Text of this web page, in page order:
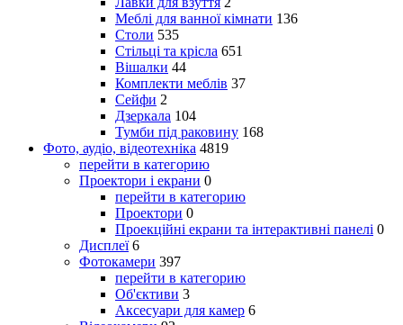
Меблі для ванної кімнати 136
Столи 535
Стільці та крісла 651
Вішалки 44
Комплекти меблів 37
Сейфи 2
Дзеркала 104
Тумби під раковину 168
Фото, аудіо, відеотехніка 4819
перейти в категорию
Проектори і екрани 0
перейти в категорию
Проектори 0
Проекційні екрани та інтерактивні панелі 0
Дисплеї 6
Фотокамери 397
перейти в категорию
Об'єктиви 3
Аксесуари для камер 6